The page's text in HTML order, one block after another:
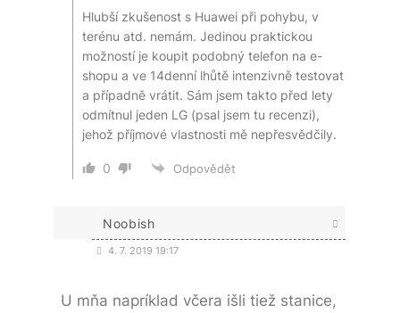
Hlubší zkušenost s Huawei při pohybu, v
terénu atd. nemám. Jedinou praktickou
možností je koupit podobný telefon na e-
shopu a ve 14denní lhůtě intenzivně testovat
a případně vrátit. Sám jsem takto před lety
odmítnul jeden LG (psal jsem tu recenzi),
jehož příjmové vlastnosti mě nepřesvědčily.
0 Odpovědět
Noobish
4. 7. 2019 19:17
U mňa napríklad včera išli tiež stanice,